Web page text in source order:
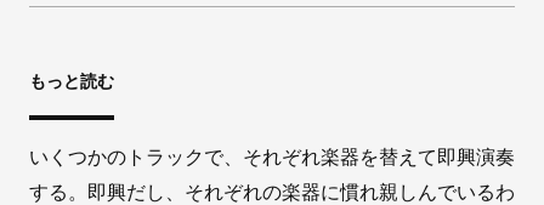
もっと読む
いくつかのトラックで、それぞれ楽器を替えて即興演奏
する。即興だし、それぞれの楽器に慣れ親しんでいるわ